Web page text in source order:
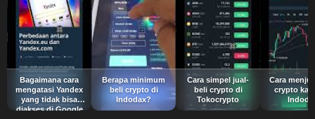
Bagaimana cara
mengatasi Yandex
yang tidak bisa
diakses di Google
Berapa minimum
beli crypto di
Indodax?
Cara simpel jual-
beli crypto di
Tokocrypto
Cara
crypto